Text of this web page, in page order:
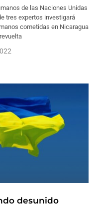
de las Naciones Unidas
tres expertos investigará
cometidas en Nicaragua
desunido